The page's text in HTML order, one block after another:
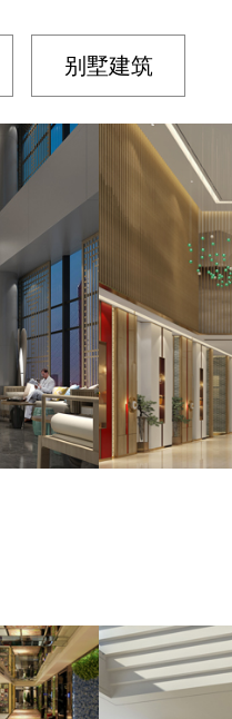
别墅建筑